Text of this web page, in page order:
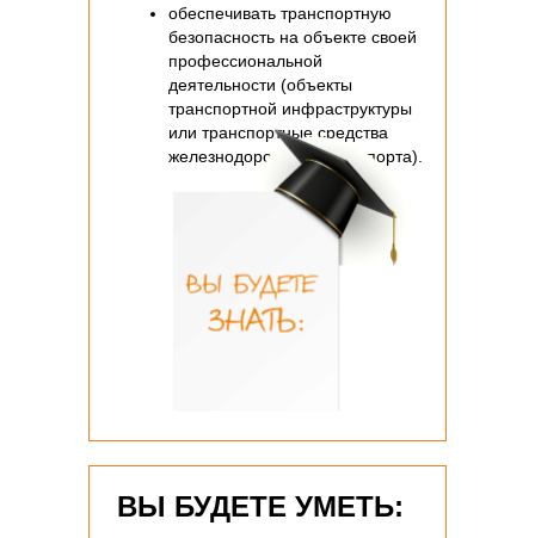
обеспечивать транспортную
безопасность на объекте своей
профессиональной
деятельности (объекты
транспортной инфраструктуры
или транспортные средства
железнодорожного транспорта).
ВЫ БУДЕТЕ УМЕТЬ: